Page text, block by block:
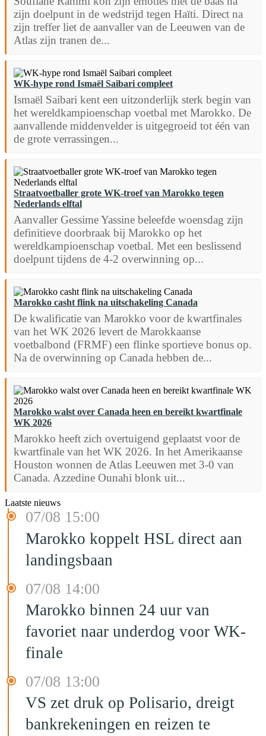
zijn doelpunt in de wedstrijd tegen Haïti. Direct na
zijn treffer liet de aanvaller van de Leeuwen van de
Atlas zijn tranen de...
WK-hype rond Ismaël Saibari compleet
Ismaël Saibari kent een uitzonderlijk sterk begin van
het wereldkampioenschap voetbal met Marokko. De
aanvallende middenvelder is uitgegroeid tot één van
de grote verrassingen...
Straatvoetballer grote WK-troef van Marokko tegen
Nederlands elftal
Aanvaller Gessime Yassine beleefde woensdag zijn
definitieve doorbraak bij Marokko op het
wereldkampioenschap voetbal. Met een beslissend
doelpunt tijdens de 4-2 overwinning op...
Marokko casht flink na uitschakeling Canada
De kwalificatie van Marokko voor de kwartfinales
van het WK 2026 levert de Marokkaanse
voetbalbond (FRMF) een flinke sportieve bonus op.
Na de overwinning op Canada hebben de...
Marokko walst over Canada heen en bereikt kwartfinale
WK 2026
Marokko heeft zich overtuigend geplaatst voor de
kwartfinale van het WK 2026. In het Amerikaanse
Houston wonnen de Atlas Leeuwen met 3-0 van
Canada. Azzedine Ounahi blonk uit...
Laatste nieuws
07/08 15:00
Marokko koppelt HSL direct aan
landingsbaan
07/08 14:00
Marokko binnen 24 uur van
favoriet naar underdog voor WK-
finale
07/08 13:00
VS zet druk op Polisario, dreigt
bankrekeningen en reizen te